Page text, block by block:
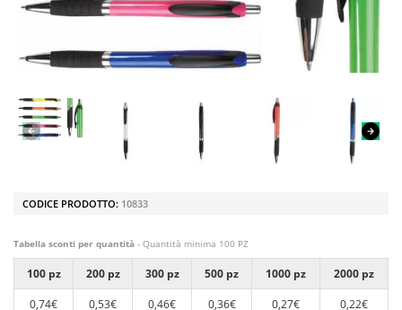
CODICE PRODOTTO: 10833
Tabella sconti per quantità - Quantità minima 100 PZ
100 pz 200 pz 300 pz 500 pz 1000 pz
2000 pz
0,74€
0,53€ 0,46€ 0,36€ 0,27€ 0,22€